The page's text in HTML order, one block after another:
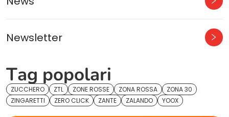
Newsletter
Tag popolari
ZUCCHERO ZTL ZONE ROSSE ZONA ROSSA
ZONA 30
ZINGARETTI
ZERO CLICK ZANTE ZALANDO YOOX